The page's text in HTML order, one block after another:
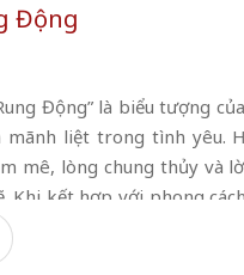
Động
Động” là biểu tượng
mãnh liệt trong tình yêu.
mê, lòng chung thủy và
Khi kết hợp với phong
chỉ truyền tải thông điệp
thẩm mỹ hiện đại của người
số lượng